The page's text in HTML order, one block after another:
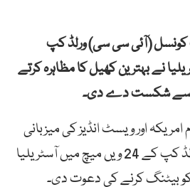
کونسل (آئی سی سی) ورلڈ کپ
نے بہترین کھیل کا مظاہرہ کرتے
اور ویسٹ انڈیز کی میزبانی
میں ہونے والے ٹی 20 ورلڈ کپ کے 24 ویں میچ میں آسٹریلیا
بیٹنگ کرنے کی دعوت دی۔